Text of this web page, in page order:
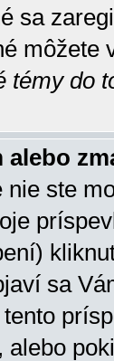
sa
môžete
témy do
alebo
nie ste
sa
alebo